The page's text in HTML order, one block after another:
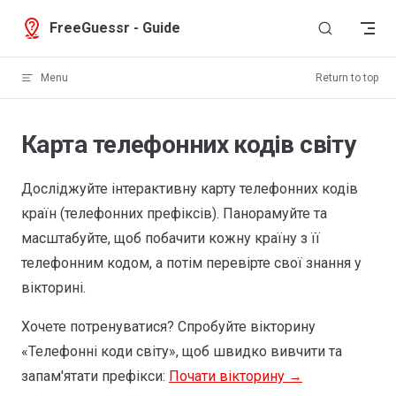
Skip to content
FreeGuessr - Guide
Menu Return to top
Карта телефонних кодів світу
Досліджуйте інтерактивну карту телефонних кодів
країн (телефонних префіксів). Панорамуйте та
масштабуйте, щоб побачити кожну країну з її
телефонним кодом, а потім перевірте свої знання у
вікторині.
Хочете потренуватися? Спробуйте вікторину
«Телефонні коди світу», щоб швидко вивчити та
запам'ятати префікси: Почати вікторину →
Greenland
+299